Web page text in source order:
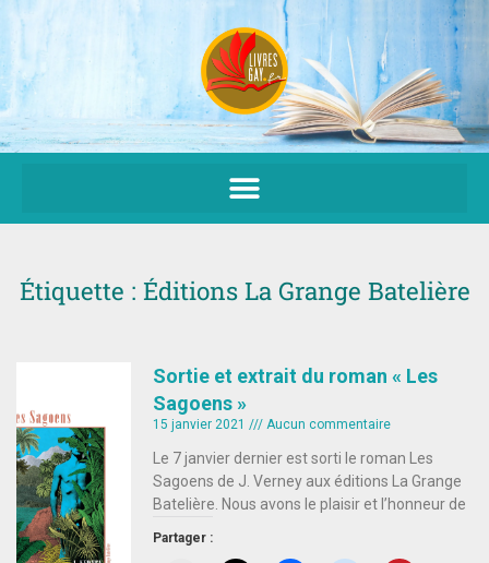
Aller
au
contenu
Étiquette : Éditions La Grange Batelière
Sortie et extrait du roman « Les
Sagoens »
15 janvier 2021 Aucun commentaire
Le 7 janvier dernier est sorti le roman Les
Sagoens de J. Verney aux éditions La Grange
Batelière. Nous avons le plaisir et l’honneur de
Partager :